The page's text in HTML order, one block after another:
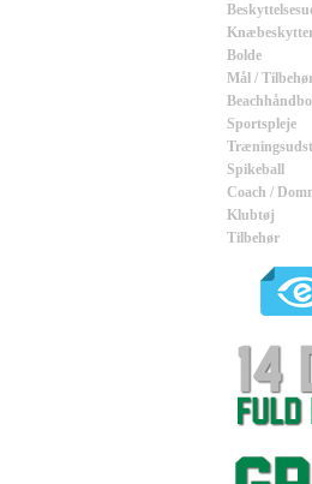
Bolde
Mål /
Sportspleje
Spikeball
Coach /
Klubtøj
Tilbehør